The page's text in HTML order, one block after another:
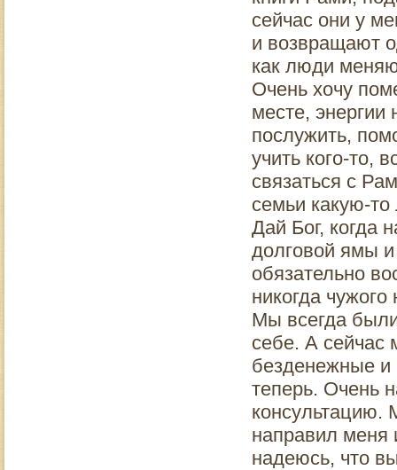
сейчас они у
и возвращают
как люди
Очень хочу
месте, энергии
послужить,
учить кого-то,
связаться с
семьи какую-то
Дай Бог, когда
долговой ямы
обязательно
никогда
Мы всегда
себе. А сейчас
безденежные и
теперь. Очень
консультацию.
направил меня
надеюсь, что